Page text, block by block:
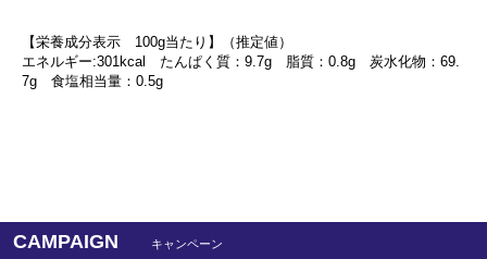
【栄養成分表示 100g当たり】（推定値）
エネルギー:301kcal たんぱく質：9.7g 脂質：0.8g 炭水化物：69.
7g 食塩相当量：0.5g
CAMPAIGN キャンペーン